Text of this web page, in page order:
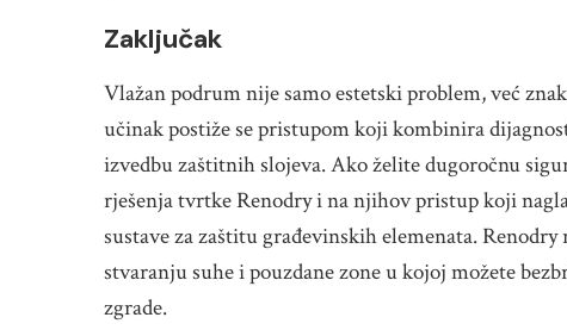
Zaključak
Vlažan podrum nije samo estetski problem, već
učinak postiže se pristupom koji kombinira
izvedbu zaštitnih slojeva. Ako želite dugoročnu
rješenja tvrtke Renodry i na njihov pristup koji
sustave za zaštitu građevinskih elemenata.
stvaranju suhe i pouzdane zone u kojoj možete
zgrade.